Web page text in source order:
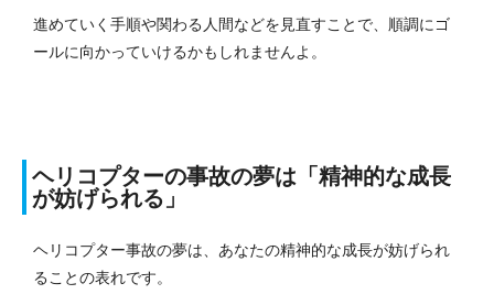
進めていく手順や関わる人間などを見直すことで、順調にゴ
ールに向かっていけるかもしれませんよ。
ヘリコプターの事故の夢は「精神的な成長
が妨げられる」
ヘリコプター事故の夢は、あなたの精神的な成長が妨げられ
ることの表れです。